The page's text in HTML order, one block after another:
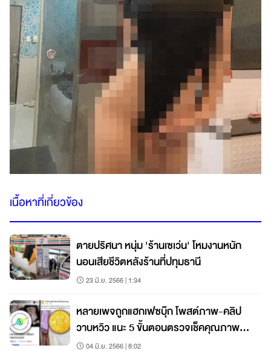
เนื้อหาที่เกี่ยวข้อง
ตายปริศนา หนุ่ม 'ร้านเซเว่น' โหมงานหนัก
นอนเสียชีวิตหลังร้านที่ปทุมธานี
23 มิ.ย. 2566 | 1:34
หลายเพจถูกแฮกเฟซบุ๊ก โพสต์ภาพ-คลิป
วาบหวิว แนะ 5 ขั้นตอนตรวจเช็คคุณภาพ
เพจ04 มิ.ย. 2566 | 8:02